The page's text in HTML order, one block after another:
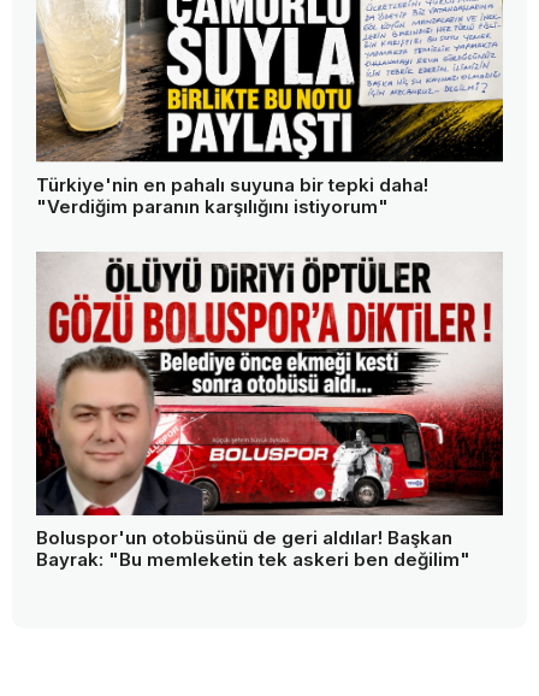
Türkiye'nin en pahalı suyuna bir tepki daha!
"Verdiğim paranın karşılığını istiyorum"
Boluspor'un otobüsünü de geri aldılar! Başkan
Bayrak: "Bu memleketin tek askeri ben değilim"